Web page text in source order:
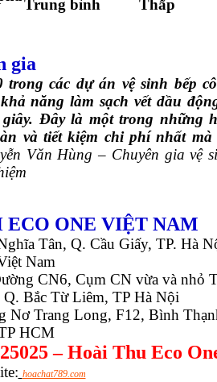
Trung bình Thấp
gia
các dự án vệ sinh bếp
năng làm sạch vết dầu
Đây là một trong những
và tiết kiệm chi phí nhất mà
Văn Hùng – Chuyên gia vệ
ECO ONE VIỆT NAM
Tân, Q. Cầu Giấy, TP. Hà
Nam
CN6, Cụm CN vừa và nhỏ
Bắc Từ Liêm, TP Hà Nội
Nơ Trang Long, F12, Bình
HCM
– Hoài Thu Eco
hoachat789.com